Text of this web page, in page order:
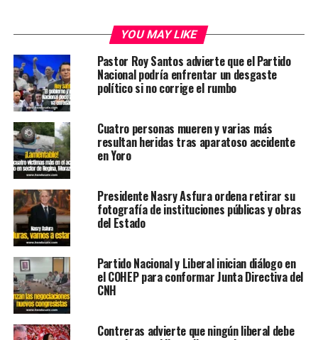
YOU MAY LIKE
Pastor Roy Santos advierte que el Partido
Nacional podría enfrentar un desgaste
político si no corrige el rumbo
Cuatro personas mueren y varias más
resultan heridas tras aparatoso accidente
en Yoro
Presidente Nasry Asfura ordena retirar su
fotografía de instituciones públicas y obras
del Estado
Partido Nacional y Liberal inician diálogo en
el COHEP para conformar Junta Directiva del
CNH
Contreras advierte que ningún liberal debe